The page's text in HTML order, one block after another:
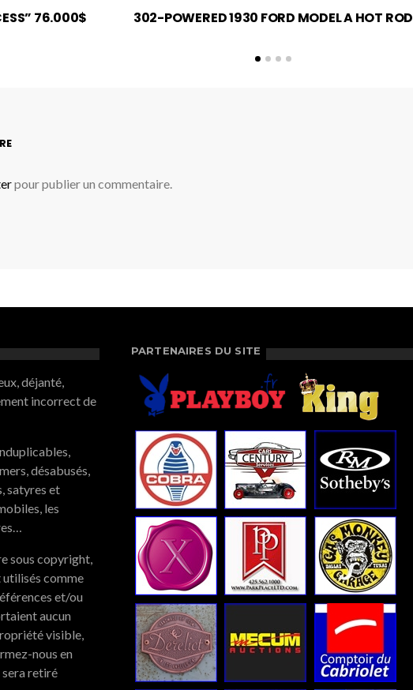
76.000$ 302-POWERED 1930 FORD MODEL A HOT ROD
pour publier un commentaire.
déjanté,
incorrect de
désabusés,
satyres et
les
sous copyright,
comme
et/ou
aucun
visible,
nous en
sera retiré
PARTENAIRES DU SITE